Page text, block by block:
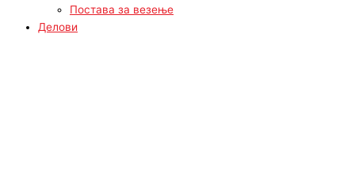
Постава за везење
Делови